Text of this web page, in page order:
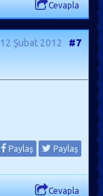
Cevapla
12 Şubat 2012 #7
Paylaş Paylaş
Cevapla